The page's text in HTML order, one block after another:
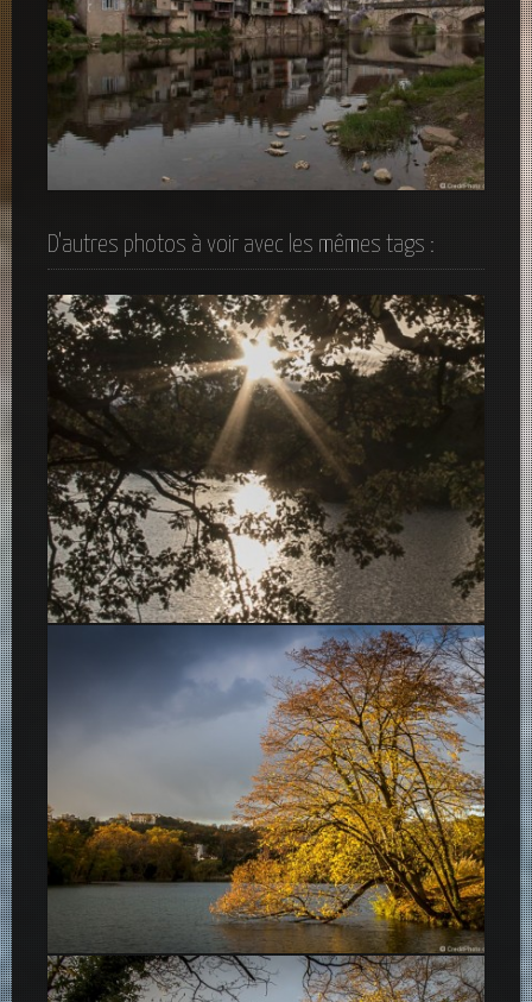
D'autres photos à voir avec les mêmes tags :
Soir d’Automne sur le lac Tête d’or
Arbre qui plonge dans le lac Tête d’or